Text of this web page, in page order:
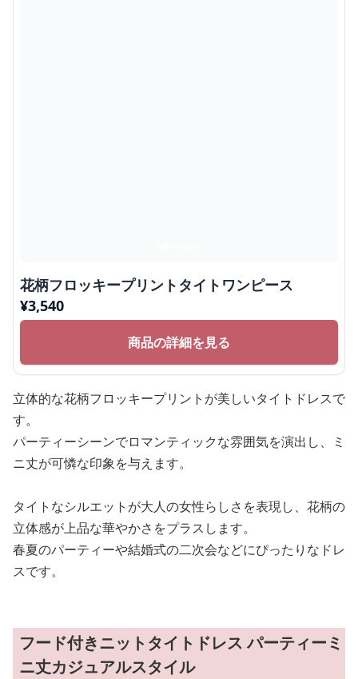
花柄フロッキープリントタイトワンピース
¥3,540
商品の詳細を見る
立体的な花柄フロッキープリントが美しいタイトドレスで
す。
パーティーシーンでロマンティックな雰囲気を演出し、ミ
ニ丈が可憐な印象を与えます。
タイトなシルエットが大人の女性らしさを表現し、花柄の
立体感が上品な華やかさをプラスします。
春夏のパーティーや結婚式の二次会などにぴったりなドレ
スです。
フード付きニットタイトドレス パーティーミ
ニ丈カジュアルスタイル